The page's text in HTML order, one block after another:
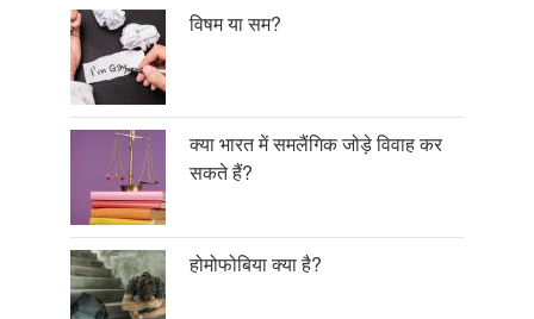
विषम या सम?
क्या भारत में समलैंगिक जोड़े विवाह कर
सकते हैं?
होमोफोबिया क्या है?